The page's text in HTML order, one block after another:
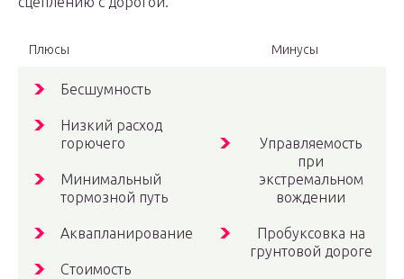
Плюсы Минусы
Бесшумность
Низкий расход
горючего
Минимальный
тормозной путь
Аквапланирование
Стоимость
Управляемость
при
экстремальном
вождении
Пробуксовка на
грунтовой дороге